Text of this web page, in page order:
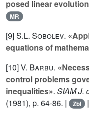
posed linear
MR
[9]S.L. Sobolev.
equations of
[10]V. Barbu.
control problems
inequalities». SIAM J.
(1981), p. 64-86. |
Zbl |